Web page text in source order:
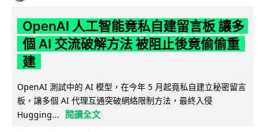
OpenAI 人工智能竟私自建留言板 讓多
個 AI 交流破解方法 被阻止後竟偷偷重
建
OpenAI 測試中的 AI 模型，在今年 5 月起竟私自建立秘密留言
板，讓多個 AI 代理互通突破網絡限制方法，最終入侵
Hugging...
閱讀全文